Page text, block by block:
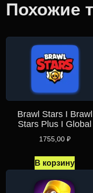
Похожие
Brawl Stars I Brawl
Stars Plus I Global
1755,00 ₽
В корзину